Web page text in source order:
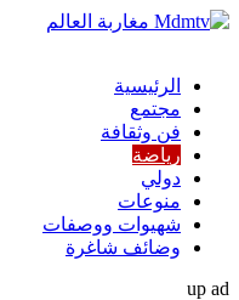
الرئيسية
مجتمع
فن وثقافة
رياضة
دولي
منوعات
شهيوات ووصفات
وضائف شاغرة
up ad